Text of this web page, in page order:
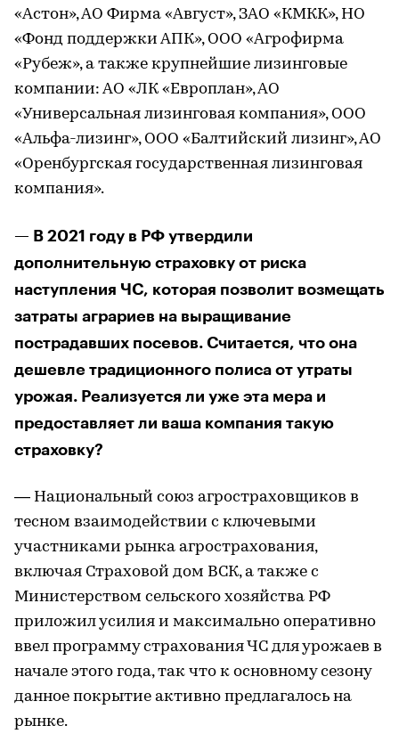
«Астон», АО Фирма «Август», ЗАО «КМКК», НО
«Фонд поддержки АПК», ООО «Агрофирма
«Рубеж», а также крупнейшие лизинговые
компании: АО «ЛК «Европлан», АО
«Универсальная лизинговая компания», ООО
«Альфа-лизинг», ООО «Балтийский лизинг», АО
«Оренбургская государственная лизинговая
компания».
— В 2021 году в РФ утвердили
дополнительную страховку от риска
наступления ЧС, которая позволит возмещать
затраты аграриев на выращивание
пострадавших посевов. Считается, что она
дешевле традиционного полиса от утраты
урожая. Реализуется ли уже эта мера и
предоставляет ли ваша компания такую
страховку?
— Национальный союз агростраховщиков в
тесном взаимодействии с ключевыми
участниками рынка агрострахования,
включая Страховой дом ВСК, а также с
Министерством сельского хозяйства РФ
приложил усилия и максимально оперативно
ввел программу страхования ЧС для урожаев в
начале этого года, так что к основному сезону
данное покрытие активно предлагалось на
рынке.